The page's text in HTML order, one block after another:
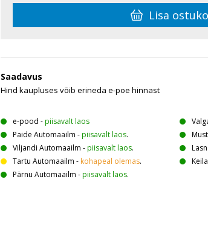
Lisa
Saadavus
Hind kaupluses võib erineda e-poe hinnast
e-pood -piisavalt laos
Paide Automaailm -piisavalt laos.
Viljandi Automaailm -piisavalt laos.
Tartu Automaailm - kohapeal olemas.
Pärnu Automaailm -piisavalt laos.